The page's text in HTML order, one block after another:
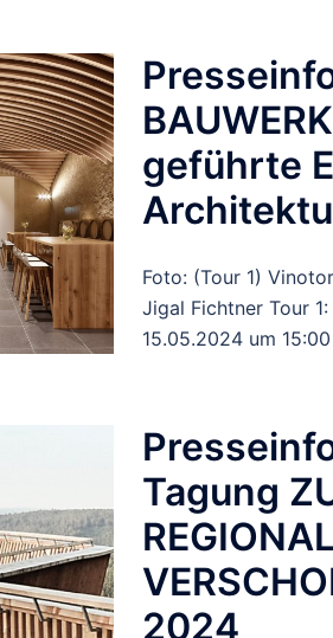
geführte
Foto: (Tour 1)
Jigal Fichtner Tour
15.05.2024 um
Tagung
2024